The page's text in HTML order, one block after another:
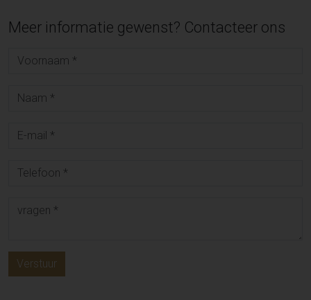
Meer informatie gewenst? Contacteer ons
Verstuur